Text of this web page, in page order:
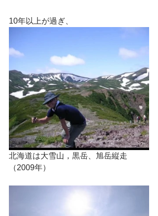
10年以上が過ぎ、
北海道は大雪山，黒岳、旭岳縦走
（2009年）